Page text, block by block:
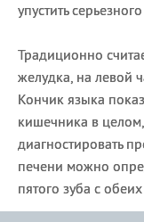
упустить
Традиционно
желудка, на левой
Кончик языка
кишечника в
диагностировать
печени можно
пятого зуба с